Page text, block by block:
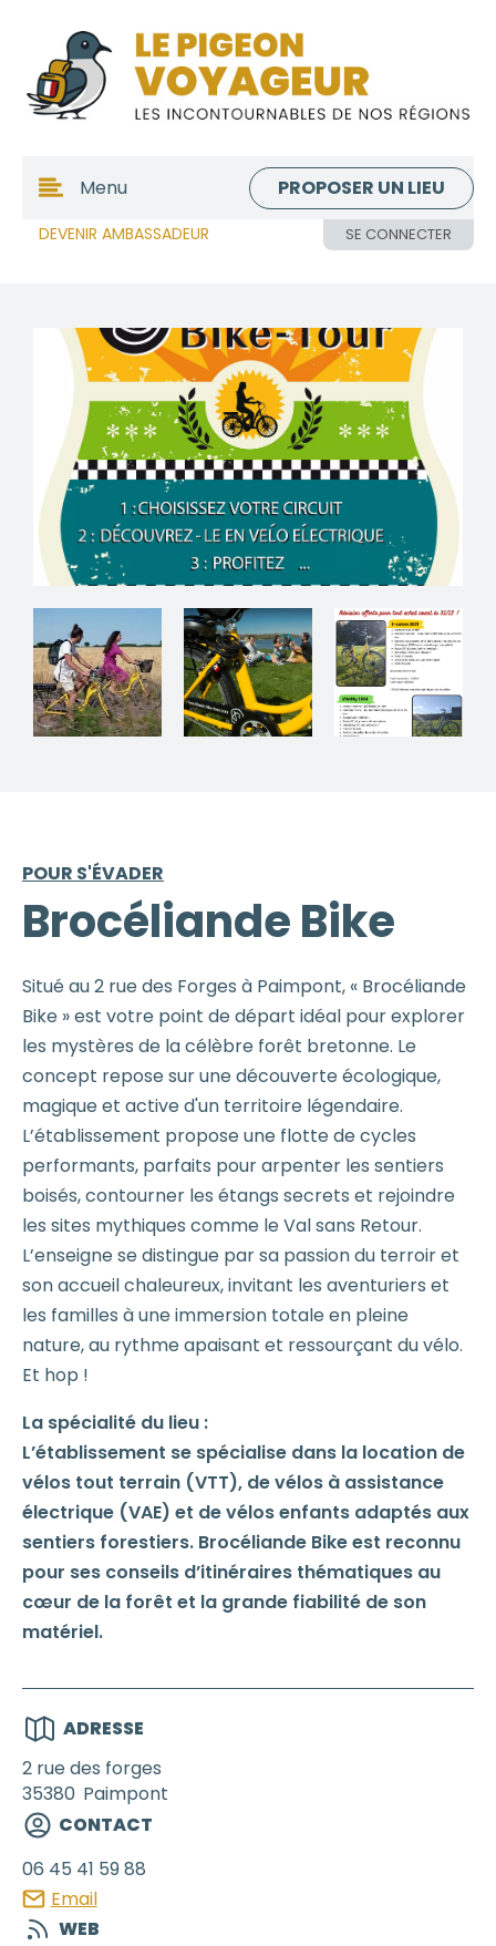
DEVENIR AMBASSADEUR SE CONNECTER
Menu PROPOSER UN LIEU
POUR S'ÉVADER
Brocéliande Bike
Situé au 2 rue des Forges à Paimpont, « Brocéliande
Bike » est votre point de départ idéal pour explorer
les mystères de la célèbre forêt bretonne. Le
concept repose sur une découverte écologique,
magique et active d'un territoire légendaire.
L’établissement propose une flotte de cycles
performants, parfaits pour arpenter les sentiers
boisés, contourner les étangs secrets et rejoindre
les sites mythiques comme le Val sans Retour.
L’enseigne se distingue par sa passion du terroir et
son accueil chaleureux, invitant les aventuriers et
les familles à une immersion totale en pleine
nature, au rythme apaisant et ressourçant du vélo.
Et hop !
La spécialité du lieu :
L’établissement se spécialise dans la location de
vélos tout terrain (VTT), de vélos à assistance
électrique (VAE) et de vélos enfants adaptés aux
sentiers forestiers. Brocéliande Bike est reconnu
pour ses conseils d’itinéraires thématiques au
cœur de la forêt et la grande fiabilité de son
matériel.
ADRESSE
2 rue des forges
35380 Paimpont
CONTACT
06 45 41 59 88
Email
WEB